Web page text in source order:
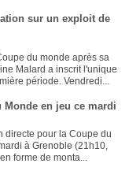
sur un exploit de
du monde après sa
Malard a inscrit l'unique
période. Vendredi...
en jeu ce mardi
directe pour la Coupe du
à Grenoble (21h10,
forme de monta...